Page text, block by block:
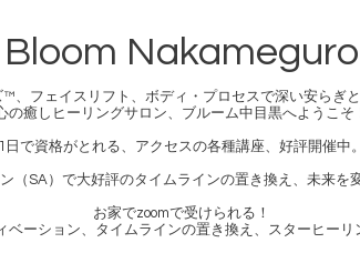
Bloom Nakameguro
、フェイスリフト、ボディ・プロセスで深い安らぎと
の癒しヒーリングサロン、ブルーム中目黒へようこそ
1日で資格がとれる、アクセスの各種講座、好評開催中。
（SA）で大好評のタイムラインの置き換え、未来を
お家でzoomで受けられる！
ベーション、タイムラインの置き換え、スターヒーリ